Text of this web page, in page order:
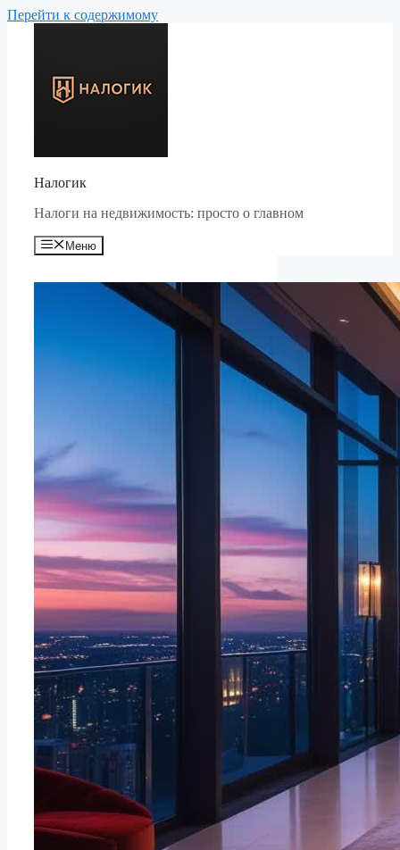
Перейти к содержимому
Налогик
Налоги на недвижимость: просто о главном
Меню